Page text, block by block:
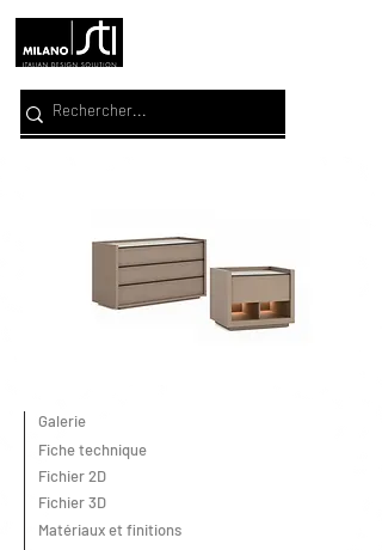
Galerie
Fiche technique
Fichier 2D
Fichier 3D
Matériaux et finitions